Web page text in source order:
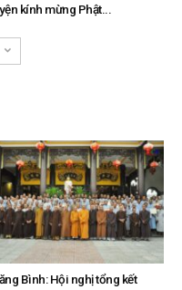
kính mừng Phật...
Bình: Hội nghị tổng kết